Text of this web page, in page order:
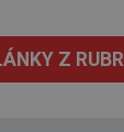
Kisiljevo v
účty. […]
Z